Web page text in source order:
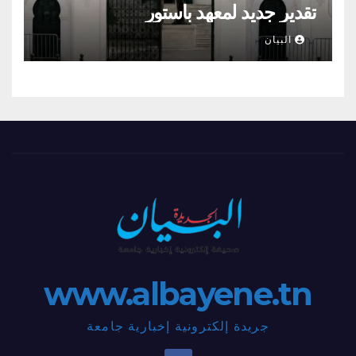
تقدير جديد لمعهد باستور
البيان
www.albayene.tn
جريدة إلكترونية إخبارية جامعة